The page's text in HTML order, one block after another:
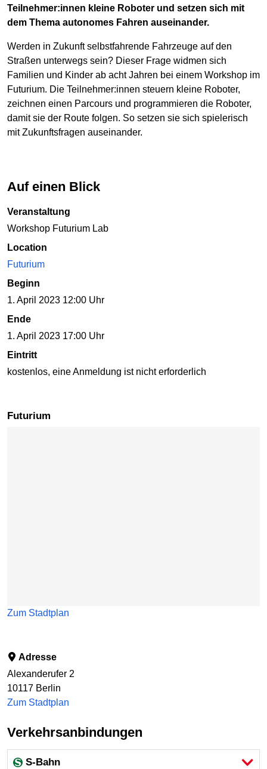
Teilnehmer:innen kleine Roboter und setzen sich mit
dem Thema autonomes Fahren auseinander.
Werden in Zukunft selbstfahrende Fahrzeuge auf den
Straßen unterwegs sein? Dieser Frage widmen sich
Familien und Kinder ab acht Jahren bei einem Workshop im
Futurium. Die Teilnehmer:innen steuern kleine Roboter,
zeichnen einen Parcours und programmieren die Roboter,
damit sie der Route folgen. So setzen sie sich spielerisch
mit Zukunftsfragen auseinander.
Auf einen Blick
Veranstaltung
Workshop Futurium Lab
Location
Futurium
Beginn
1. April 2023 12:00 Uhr
Ende
1. April 2023 17:00 Uhr
Eintritt
kostenlos, eine Anmeldung ist nicht erforderlich
Futurium
Zum Stadtplan
Adresse
Alexanderufer 2
10117 Berlin
Zum Stadtplan
Verkehrsanbindungen
S-Bahn